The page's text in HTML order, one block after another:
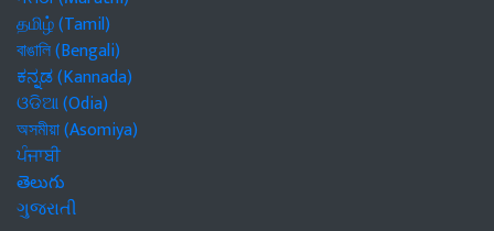
தமிழ் (Tamil)
বাঙালি (Bengali)
ಕನ್ನಡ (Kannada)
ଓଡିଆ (Odia)
অসমীয়া (Asomiya)
ਪੰਜਾਬੀ
తెలుగు
ગુજરાતી